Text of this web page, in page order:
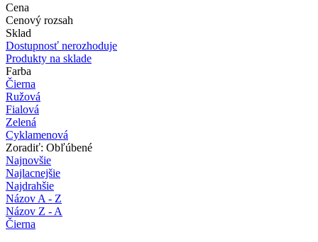
Cena
Cenový rozsah
Sklad
Dostupnosť nerozhoduje
Produkty na sklade
Farba
Čierna
Ružová
Fialová
Zelená
Cyklamenová
Zoradiť: Obľúbené
Najnovšie
Najlacnejšie
Najdrahšie
Názov A - Z
Názov Z - A
Čierna